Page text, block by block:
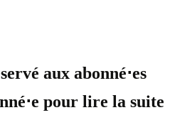
aux abonné⋅es
pour lire la suite